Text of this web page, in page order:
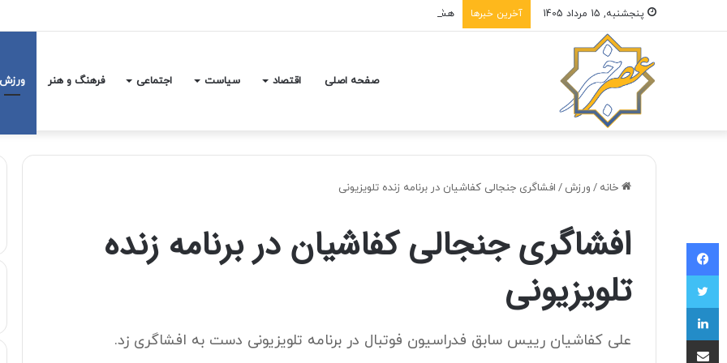
پنجشنبه, 15 مرداد 1405 آخرین خبرها هشدار به مسافران؛ ترافیک سنگین در این جاده شمالی
صفحه اصلی اقتصاد سیاست اجتماعی فرهنگ و هنر ورزش
خانه / ورزش / افشاگری جنجالی کفاشیان در برنامه زنده تلویزیونی
افشاگری جنجالی کفاشیان در برنامه زنده
تلویزیونی
علی کفاشیان رییس سابق فدراسیون فوتبال در برنامه تلویزیونی دست به افشاگری زد.